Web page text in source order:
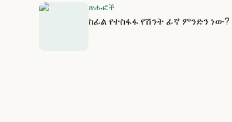
ጽሑፎች
ከፊል የተስፋፋ የሽንት ፊኛ ምንድን ነው?